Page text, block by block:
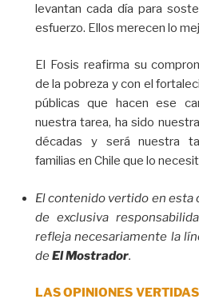
levantan cada día para
esfuerzo. Ellos merecen lo
El Fosis reafirma su
de la pobreza y con el
públicas que hacen ese
nuestra tarea, ha sido
décadas y será nuestra
familias en Chile que lo
El contenido vertido en esta
de exclusiva
refleja necesariamente la
deEl Mostrador.
LAS OPINIONES